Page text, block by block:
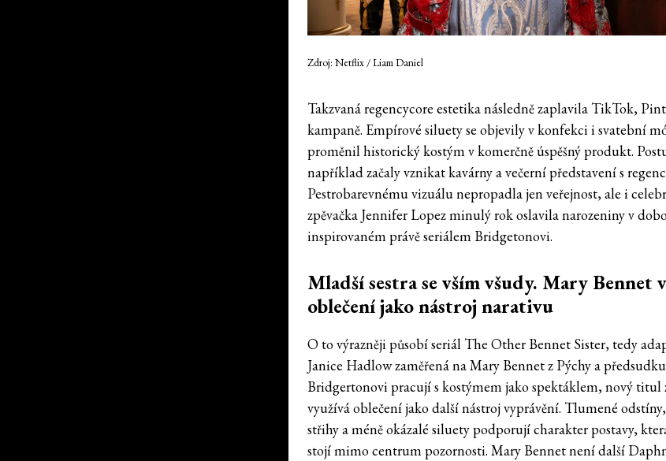
Zdroj: Netflix / Liam Daniel
Takzvaná regencycore estetika následně zaplavila TikTok,
kampaně. Empírové siluety se objevily v konfekci i svatební
proměnil historický kostým v komerčně úspěšný produkt.
například začaly vznikat kavárny a večerní představení s
Pestrobarevnému vizuálu nepropadla jen veřejnost, ale i
zpěvačka Jennifer Lopez minulý rok oslavila narozeniny v
inspirovaném právě seriálem Bridgetonovi.
Mladší sestra se vším všudy. Mary Bennet
oblečení jako nástroj narativu
O to výrazněji působí seriál The Other Bennet Sister, tedy
Janice Hadlow zaměřená na Mary Bennet z Pýchy a
Bridgertonovi pracují s kostýmem jako spektáklem, nový titul
využívá oblečení jako další nástroj vyprávění. Tlumené
střihy a méně okázalé siluety podporují charakter postavy,
stojí mimo centrum pozornosti. Mary Bennet není další